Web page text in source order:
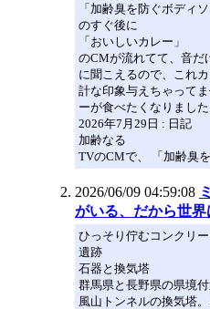
「加齢臭を防ぐボディソ
のすぐ後に
「おいしいカレー」
のCMが流れてて、音だ
に聞こえるので、これ
計な印象与えちゃって
ーが食べたくなりました
2026年7月29日 : 日記
加齢なる
TVのCMで、 「加齢臭
2026/06/09 04:59:08
がいる、だから世界
ひっそり佇むコンクリ
遺跡
石器と換気塔
群馬県と長野県の県境
風山トンネルの換気塔